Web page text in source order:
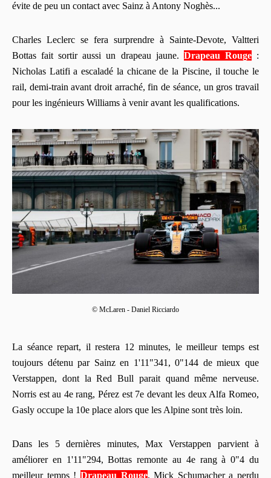
évite de peu un contact avec Sainz à Antony Noghès...
Charles Leclerc se fera surprendre à Sainte-Devote, Valtteri
Bottas fait sortir aussi un drapeau jaune. Drapeau Rouge:
Nicholas Latifi a escaladé la chicane de la Piscine, il touche le
rail, demi-train avant droit arraché, fin de séance, un gros travail
pour les ingénieurs Williams à venir avant les qualifications.
© McLaren - Daniel Ricciardo
La séance repart, il restera 12 minutes, le meilleur temps est
toujours détenu par Sainz en 1'11"341, 0"144 de mieux que
Verstappen, dont la Red Bull parait quand même nerveuse.
Norris est au 4e rang, Pérez est 7e devant les deux Alfa Romeo,
Gasly occupe la 10e place alors que les Alpine sont très loin.
Dans les 5 dernières minutes, Max Verstappen parvient à
améliorer en 1'11"294, Bottas remonte au 4e rang à 0"4 du
meilleur temps ! Drapeau Rouge, Mick Schumacher a perdu